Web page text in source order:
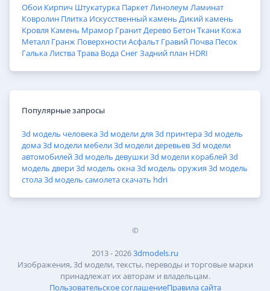
Обои Кирпич Штукатурка ПаркетЛинолеум Ламинат
Ковролин Плитка Искусственный камень Дикий камень
Кровля Камень Мрамор ГранитДерево БетонТкани Кожа
Металл Гранж ПоверхностиАсфальт Гравий Почва Песок
ГалькаЛистваТрава ВодаСнегЗадний план HDRI
Популярные запросы
3d модель человека3d модели для 3d принтера3d модель
дома3d модели мебели3d модели деревьев3d модели
автомобилей3d модель девушки3d модели кораблей3d
модель двери3d модель окна3d модель оружия 3d модель
стола3d модель самолетаскачать hdri
©
2013 - 20263dmodels.ru
Изображения, 3d модели, тексты, переводы и торговые марки
принадлежат их авторам и владельцам.
Пользовательское соглашениеПравила сайта